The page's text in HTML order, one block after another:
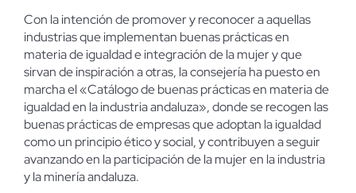
Con la intención de promover y reconocer a aquellas
industrias que implementan buenas prácticas en
materia de igualdad e integración de la mujer y que
sirvan de inspiración a otras, la consejería ha puesto en
marcha el «Catálogo de buenas prácticas en materia de
igualdad en la industria andaluza», donde se recogen las
buenas prácticas de empresas que adoptan la igualdad
como un principio ético y social, y contribuyen a seguir
avanzando en la participación de la mujer en la industria
y la minería andaluza.